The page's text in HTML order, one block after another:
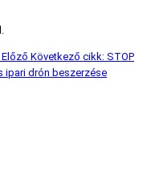
Előző Következő cikk: STOP
ipari drón beszerzése